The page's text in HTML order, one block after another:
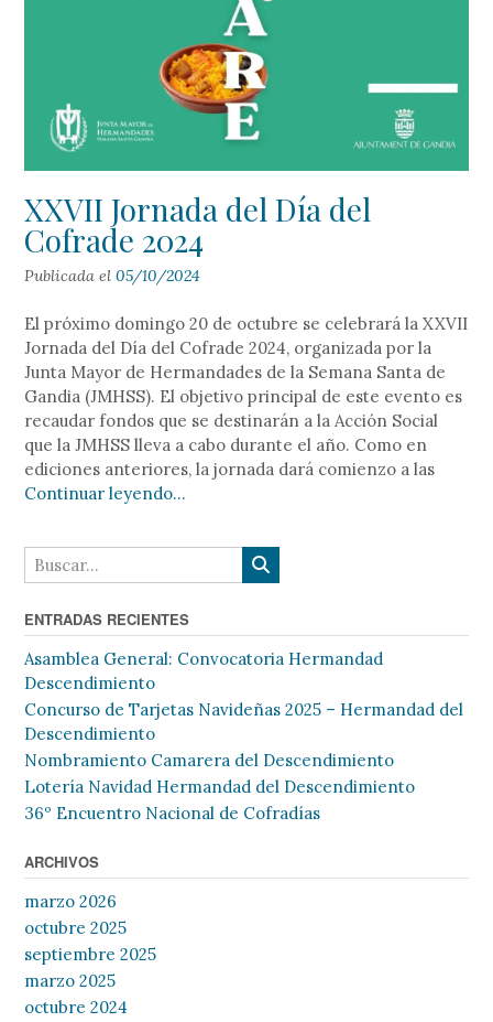
XXVII Jornada del Día del
Cofrade 2024
Publicada el 05/10/2024
El próximo domingo 20 de octubre se celebrará la XXVII
Jornada del Día del Cofrade 2024, organizada por la
Junta Mayor de Hermandades de la Semana Santa de
Gandia (JMHSS). El objetivo principal de este evento es
recaudar fondos que se destinarán a la Acción Social
que la JMHSS lleva a cabo durante el año. Como en
ediciones anteriores, la jornada dará comienzo a las
Continuar leyendo...
ENTRADAS RECIENTES
Asamblea General: Convocatoria Hermandad
Descendimiento
Concurso de Tarjetas Navideñas 2025 – Hermandad del
Descendimiento
Nombramiento Camarera del Descendimiento
Lotería Navidad Hermandad del Descendimiento
36º Encuentro Nacional de Cofradías
ARCHIVOS
marzo 2026
octubre 2025
septiembre 2025
marzo 2025
octubre 2024